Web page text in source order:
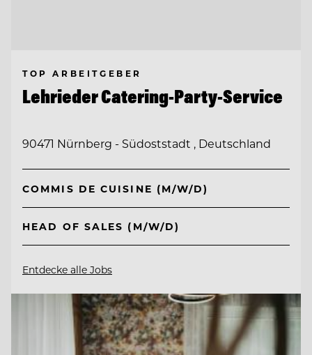
TOP ARBEITGEBER
Lehrieder Catering-Party-Service
90471 Nürnberg - Südoststadt , Deutschland
COMMIS DE CUISINE (M/W/D)
HEAD OF SALES (M/W/D)
Entdecke alle Jobs